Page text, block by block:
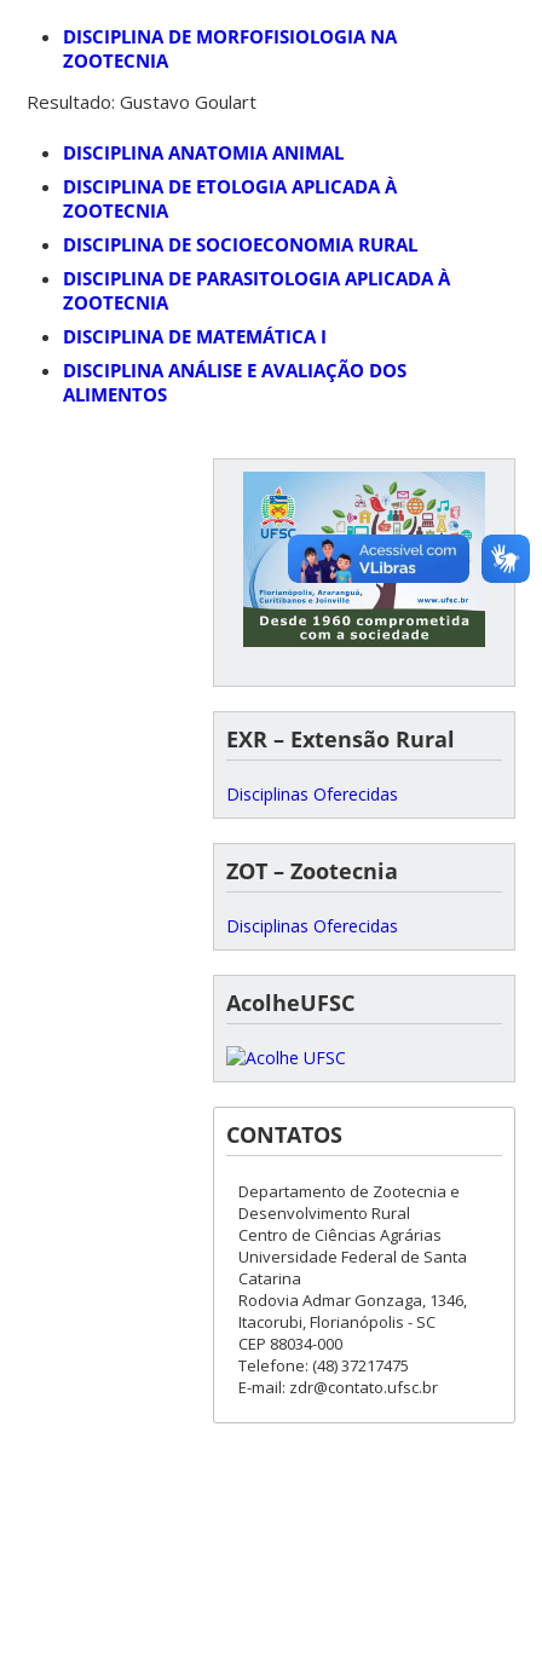
DISCIPLINA DE MORFOFISIOLOGIA NA
ZOOTECNIA
Resultado: Gustavo Goulart
DISCIPLINA ANATOMIA ANIMAL
DISCIPLINA DE ETOLOGIA APLICADA À
ZOOTECNIA
DISCIPLINA DE SOCIOECONOMIA RURAL
DISCIPLINA DE PARASITOLOGIA APLICADA À
ZOOTECNIA
DISCIPLINA DE MATEMÁTICA I
DISCIPLINA ANÁLISE E AVALIAÇÃO DOS
ALIMENTOS
EXR – Extensão Rural
Disciplinas Oferecidas
ZOT – Zootecnia
Disciplinas Oferecidas
AcolheUFSC
CONTATOS
Departamento de Zootecnia e
Desenvolvimento Rural
Centro de Ciências Agrárias
Universidade Federal de Santa
Catarina
Rodovia Admar Gonzaga, 1346,
Itacorubi, Florianópolis - SC
CEP 88034-000
Telefone: (48) 37217475
E-mail: zdr@contato.ufsc.br